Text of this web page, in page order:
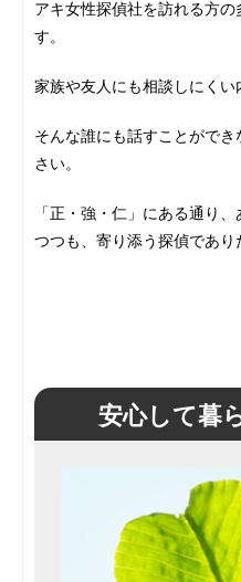
アキ女性探偵社を訪れる方
す。
家族や友人にも相談しにくい
そんな誰にも話すことがで
さい。
「正・強・仁」にある通り
つつも、寄り添う探偵であり
安心して暮